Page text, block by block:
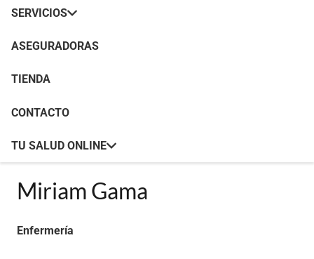
SERVICIOS
ASEGURADORAS
TIENDA
CONTACTO
TU SALUD ONLINE
Miriam Gama
Enfermería